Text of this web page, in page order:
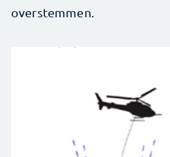
overstemmen.